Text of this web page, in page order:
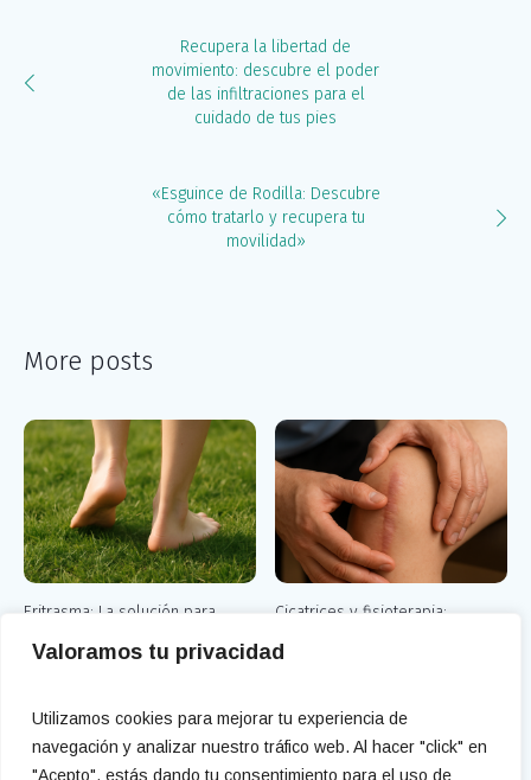
Valoramos tu privacidad
Utilizamos cookies para mejorar tu experiencia de
navegación y analizar nuestro tráfico web. Al hacer "click" en
"Acepto", estás dando tu consentimiento para el uso de
Recupera la libertad de
movimiento: descubre el poder
de las infiltraciones para el
cuidado de tus pies
«Esguince de Rodilla: Descubre
cómo tratarlo y recupera tu
movilidad»
More posts
Eritrasma: La solución para
rojizas en los pies
Cicatrices y fisioterapia:
bienestar